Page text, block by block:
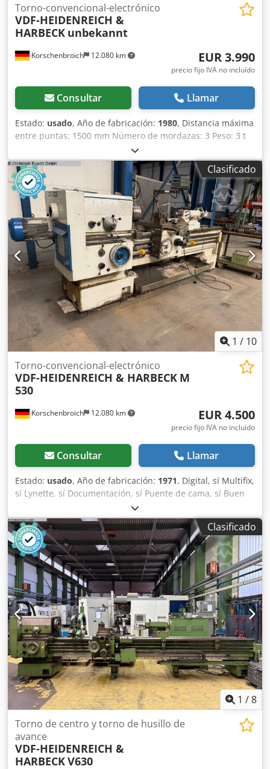
Korschenbroich 12.080 km
Torno-convencional-electrónico
VDF-HEIDENREICH &
HARBECK unbekannt
EUR 3.990
precio fijo IVA no incluído
Consultar Llamar
Estado: usado, Año de fabricación: 1980, Distancia máxima
entre puntas: 1500 mm Número de mordazas: 3 Peso: 3 t
Cedpoztfw Ssfx Ap Aorf Soporte Multifix: sí
Clasificado
1 / 10
Korschenbroich 12.080 km
Torno-convencional-electrónico
VDF-HEIDENREICH & HARBECK M
530
EUR 4.500
precio fijo IVA no incluído
Consultar Llamar
Estado: usado, Año de fabricación: 1971, Digital, sí Multifix,
sí Lynette, sí Documentación, sí Puente de cama, sí Buen
estado, sí Distancia entre puntas: 1800 mm Diámetro
máximo de torneado: 530 mm Número de serie: 0556
Diámetro del orificio: 60 mm Peso: 3,3 toneladas Crsdpfx
Apjztfxcs Aef
Clasificado
1 /8
Torno de centro y torno de husillo de
avance
VDF-HEIDENREICH &
HARBECKV630